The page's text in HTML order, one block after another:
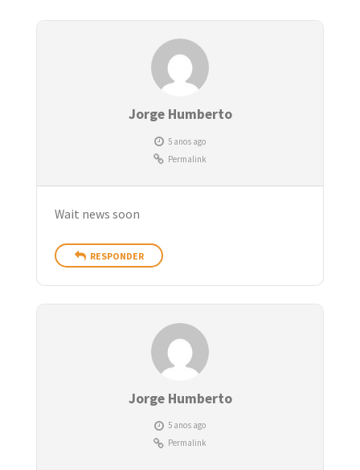
Jorge Humberto
5 anos ago
Permalink
Wait news soon
RESPONDER
Jorge Humberto
5 anos ago
Permalink